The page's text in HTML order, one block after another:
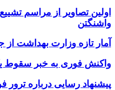
اولین تصاویر از مراسم
واشنگتن
آمار تازه وزارت بهداشت از
واکنش فوری به خبر سقوط
پیشنهاد رسایی درباره ترور